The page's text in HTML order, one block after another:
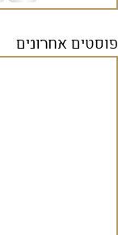
פוסטים אחרונים